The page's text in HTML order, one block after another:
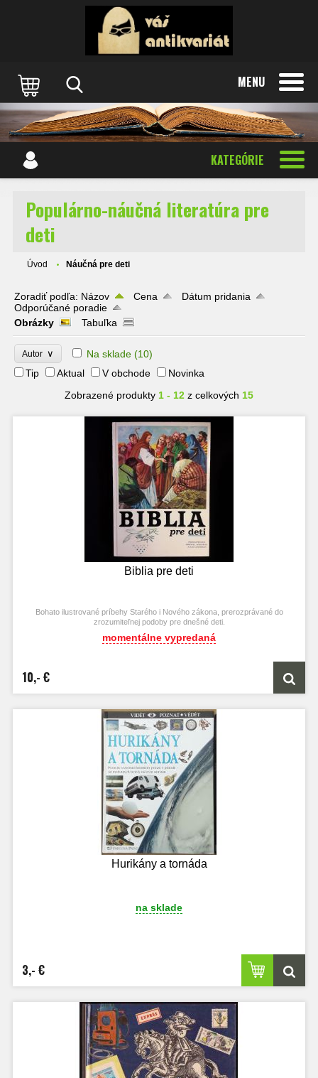
MENU
KATEGÓRIE
Populárno-náučná literatúra pre
deti
Úvod Náučná pre deti
Zoradiť podľa: Názov Cena
Dátum pridania
Odporúčané poradie
Obrázky
Tabuľka
Autor ∨ Na sklade (10)
Tip
Aktual V obchode
Novinka
Zobrazené produkty 1 - 12 z celkových 15
Biblia pre deti
Bohato ilustrované príbehy Starého i Nového zákona, prerozprávané do
zrozumiteľnej podoby pre dnešné deti.
momentálne vypredaná
10,- €
Hurikány a tornáda
na sklade
3,- €